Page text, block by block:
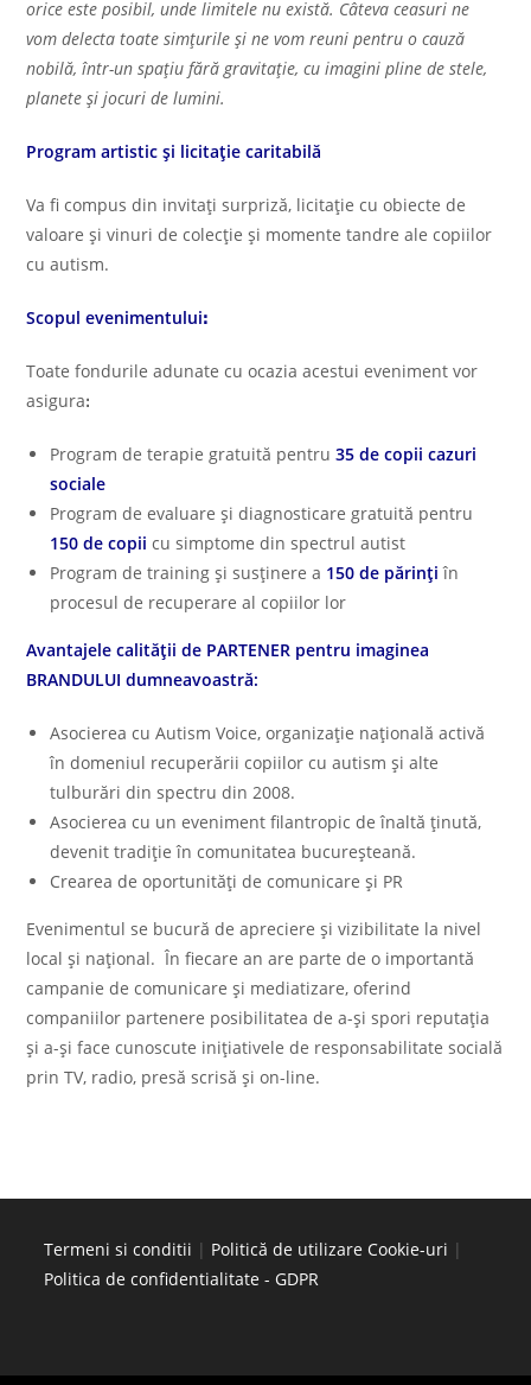
orice este posibil, unde limitele nu există. Câteva ceasuri ne
vom delecta toate simțurile și ne vom reuni pentru o cauză
nobilă, într-un spațiu fără gravitație, cu imagini pline de stele,
planete și jocuri de lumini.
Program artistic și licitație caritabilă
Va fi compus din invitați surpriză, licitație cu obiecte de
valoare și vinuri de colecție și momente tandre ale copiilor
cu autism.
Scopul evenimentuluiꓽ
Toate fondurile adunate cu ocazia acestui eveniment vor
asiguraꓽ
Program de terapie gratuită pentru35 de copii cazuri
sociale
Program de evaluare și diagnosticare gratuită pentru
150 de copii cu simptome din spectrul autist
Program de training și susținere a 150 de părinți în
procesul de recuperare al copiilor lor
Avantajele calității de PARTENER pentru imaginea
BRANDULUI dumneavoastră:
Asocierea cu Autism Voice, organizație națională activă
în domeniul recuperării copiilor cu autism și alte
tulburări din spectru din 2008.
Asocierea cu un eveniment filantropic de înaltă ținută,
devenit tradiție în comunitatea bucureșteană.
Crearea de oportunități de comunicare și PR
Evenimentul se bucură de apreciere și vizibilitate la nivel
local și național. În fiecare an are parte de o importantă
campanie de comunicare și mediatizare, oferind
companiilor partenere posibilitatea de a-și spori reputația
și a-și face cunoscute inițiativele de responsabilitate socială
prin TV, radio, presă scrisă și on-line.
Termeni si conditii | Politică de utilizare Cookie-uri |
Politica de confidentialitate - GDPR